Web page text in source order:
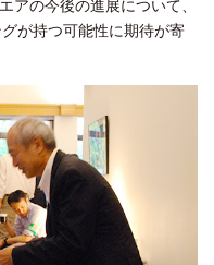
アの今後の進展について、
が持つ可能性に期待が寄